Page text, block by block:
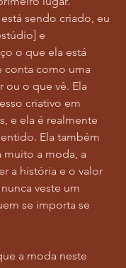
sendo criado, eu
e
o que ela está
conta como uma
ou o que vê. Ela
criativo em
e ela é realmente
Ela também
muito a moda, a
a história e o valor
veste um
se importa se
a moda neste